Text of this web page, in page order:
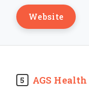
Website
5 AGS Health